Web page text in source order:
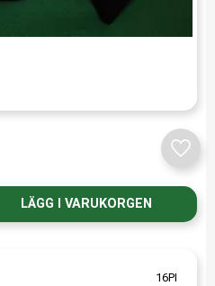
16PI